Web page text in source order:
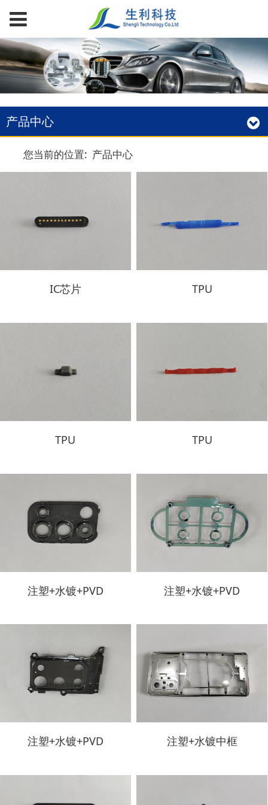
产品中心
您当前的位置: 产品中心
IC芯片 TPU
TPU TPU
注塑+水镀+PVD 注塑+水镀+PVD
注塑+水镀+PVD 注塑+水镀中框